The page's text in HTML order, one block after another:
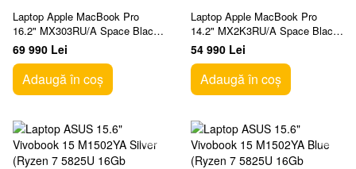
Laptop Apple MacBook Pro
16.2" MX303RU/A Space Black
(M4 Max 36Gb 1Tb)
69 990 Lei
Adaugă în coș
Laptop Apple MacBook Pro
14.2" MX2K3RU/A Space Black
(M4 Max 36Gb 1Tb)
54 990 Lei
Adaugă în coș